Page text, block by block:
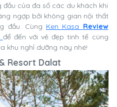
của đa số các du khách khi
ngợp bởi không gian nội thất
đầu. Cùng Ken Kasa Review
để đến với vẻ đẹp tinh tế cùng
khu nghỉ dưỡng này nhé!
Resort Dalat